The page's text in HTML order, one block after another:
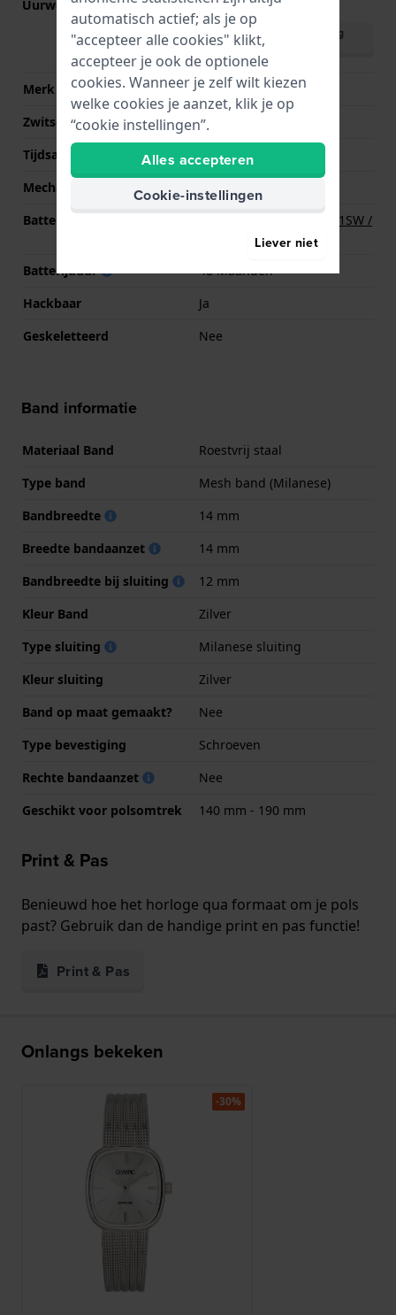
Uurwerk nr. 5Y20(Bekijk specificaties
Download handleiding
(English)
Merk uurwerk
Miyota
Zwitsers uurwerk
Nee
Tijdsaanduiding
Analoog
Mechanisme
Quartz
Batterij
Renata R379 379 / SR521SW /
SG0 Batterij
Batterijduur
48 Maanden
Hackbaar
Ja
Geskeletteerd
Nee
Band informatie
Materiaal Band
Roestvrij staal
Type band
Mesh band (Milanese)
Bandbreedte
14 mm
Breedte bandaanzet
14 mm
Bandbreedte bij sluiting
12 mm
Kleur Band
Zilver
Type sluiting
Milanese sluiting
Kleur sluiting
Zilver
Band op maat gemaakt?
Nee
Type bevestiging
Schroeven
Rechte bandaanzet
Nee
Geschikt voor polsomtrek
140 mm - 190 mm
Print & Pas
Benieuwd hoe het horloge qua formaat om je pols
past? Gebruik dan de handige print en pas functie!
Print & Pas
Onlangs bekeken
-30%
automatisch actief; als je op
"accepteer alle cookies" klikt,
accepteer je ook de optionele
cookies. Wanneer je zelf wilt kiezen
welke cookies je aanzet, klik je op
“cookie instellingen”.
Alles accepteren
Cookie-instellingen
Liever niet